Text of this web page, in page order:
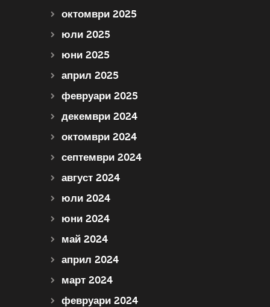
октомври 2025
юли 2025
юни 2025
април 2025
февруари 2025
декември 2024
октомври 2024
септември 2024
август 2024
юли 2024
юни 2024
май 2024
април 2024
март 2024
февруари 2024